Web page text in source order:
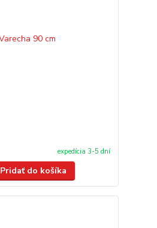
expedícia 3-5 dní
Pridať do košíka